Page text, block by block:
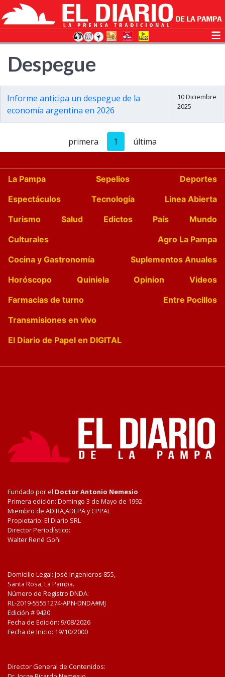
Despegue
Informe anticipa un despegue de la
economía argentina en 2026
10 Diciembre
2025
primera 1 última
La Pampa Sepelios
Deportes
Espectáculos
Tecnología
Linea Abierta
Turismo
Salud Edictos País
Mundo
Culturales
Agro La Pampa
Cocina y Gastronomía
Suplementos Anuales
Horóscopo
Quiniela Opinion
Videos
Farmacias de turno
Entre Pocillos
Transmisiones en vivo
El Diario de Papel en DIGITAL
Fundado por el Doctor Antonio Nemesio
Primera edición: Domingo 3 de Mayo de 1992
Miembro de ADIRA,ADEPA y CPPAL
Propietario: El Diario SRL
Director Periodístico:
Walter René Goñi
Domicilio Legal: José Ingenieros 855,
Santa Rosa, La Pampa.
Número de Registro DNDA:
RL-2019-55551274-APN-DNDA#MJ
Edición # 9420
Fecha de Edición: 9/08/2026
Fecha de Inicio: 19/10/2000
Director General de Contenidos: